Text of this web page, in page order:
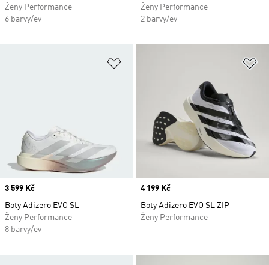
Ženy Performance
6 barvy/ev
Ženy Performance
2 barvy/ev
Price
3 599 Kč
Boty Adizero EVO SL
Ženy Performance
8 barvy/ev
Price
4 199 Kč
Boty Adizero EVO SL ZIP
Ženy Performance